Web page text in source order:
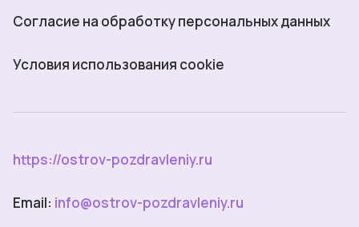
Согласие на обработку персональных данных
Условия использования cookie
https://ostrov-pozdravleniy.ru
Email: info@ostrov-pozdravleniy.ru